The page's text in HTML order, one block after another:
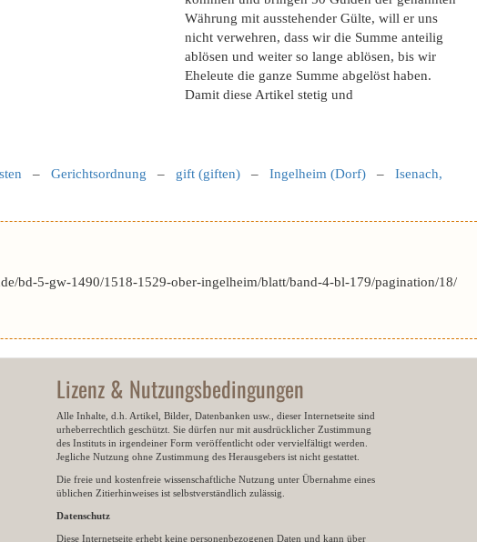
Währung mit ausstehender Gülte, will er uns
nicht verwehren, dass wir die Summe anteilig
ablösen und weiter so lange ablösen, bis wir
Eheleute die ganze Summe abgelöst haben.
Damit diese Artikel stetig und
– Gerichtsordnung – gift (giften) – Ingelheim (Dorf) – Isenach,
bd-5-gw-1490/1518-1529-ober-ingelheim/blatt/band-4-bl-179/pagination/18/
Lizenz & Nutzungsbedingungen
Alle Inhalte, d.h. Artikel, Bilder, Datenbanken usw., dieser Internetseite sind
urheberrechtlich geschützt. Sie dürfen nur mit ausdrücklicher Zustimmung
des Instituts in irgendeiner Form veröffentlicht oder vervielfältigt werden.
Jegliche Nutzung ohne Zustimmung des Herausgebers ist nicht gestattet.
Die freie und kostenfreie wissenschaftliche Nutzung unter Übernahme eines
üblichen Zitierhinweises ist selbstverständlich zulässig.
Datenschutz
Diese Internetseite erhebt keine personenbezogenen Daten und kann über